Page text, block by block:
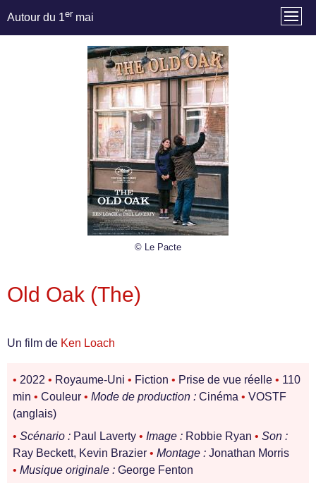
Autour du 1er mai
© Le Pacte
Old Oak (The)
Un film de Ken Loach
• 2022 • Royaume-Uni • Fiction • Prise de vue réelle • 110
min • Couleur • Mode de production : Cinéma • VOSTF
(anglais)
• Scénario : Paul Laverty • Image : Robbie Ryan • Son :
Ray Beckett, Kevin Brazier • Montage : Jonathan Morris
• Musique originale : George Fenton